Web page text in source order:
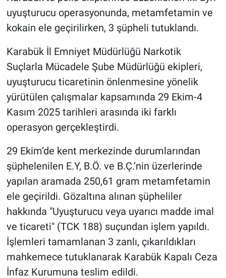
uyuşturucu operasyonunda, metamfetamin ve
kokain ele geçirilirken, 3 şüpheli tutuklandı.
Karabük İl Emniyet Müdürlüğü Narkotik
Suçlarla Mücadele Şube Müdürlüğü ekipleri,
uyuşturucu ticaretinin önlenmesine yönelik
yürütülen çalışmalar kapsamında 29 Ekim-4
Kasım 2025 tarihleri arasında iki farklı
operasyon gerçekleştirdi.
29 Ekim’de kent merkezinde durumlarından
şüphelenilen E.Y, B.Ö. ve B.Ç.’nin üzerlerinde
yapılan aramada 250,61 gram metamfetamin
ele geçirildi. Gözaltına alınan şüpheliler
hakkında "Uyuşturucu veya uyarıcı madde imal
ve ticareti" (TCK 188) suçundan işlem yapıldı.
İşlemleri tamamlanan 3 zanlı, çıkarıldıkları
mahkemece tutuklanarak Karabük Kapalı Ceza
İnfaz Kurumuna teslim edildi.